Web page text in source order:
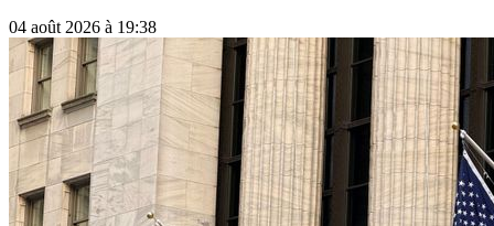
04 août 2026 à 19:38